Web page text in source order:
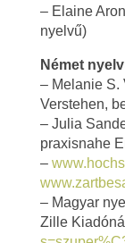
– Elaine
nyelvű)
Német
– Melanie S.
Verstehen,
– Julia
praxisnahe
–
– Magyar
Zille